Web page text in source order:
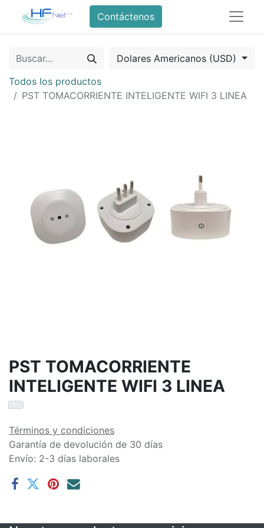
Contáctenos
Dolares Americanos (USD)
Todos los productos
PST TOMACORRIENTE INTELIGENTE WIFI 3 LINEA
PST TOMACORRIENTE
INTELIGENTE WIFI 3 LINEA
Términos y condiciones
Garantía de devolución de 30 días
Envío: 2-3 días laborales